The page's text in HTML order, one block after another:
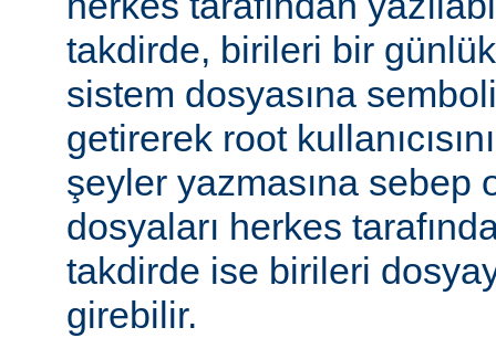
takdirde, birileri bir günlük
sistem dosyasına
getirerek root
şeyler yazmasına sebep
dosyaları herkes
takdirde ise birileri
girebilir.